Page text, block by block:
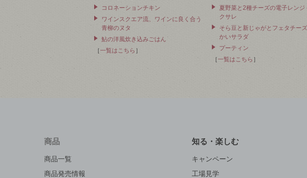
コロネーションチキン
ワインスクエア流、ワインに良く合う
青柳のヌタ
鮎の洋風炊き込みごはん
［一覧はこちら ］
夏野菜と2種チーズの電子レンジ
クサレ
そら豆と新じゃがとフェタチー
かいサラダ
プーティン
［一覧はこちら ］
商品
商品一覧
商品発売情報
知る・楽しむ
キャンペーン
工場見学